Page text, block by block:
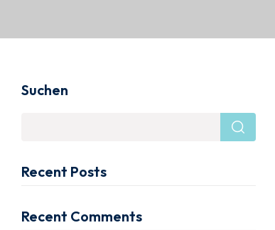
Suchen
Recent Posts
Recent Comments